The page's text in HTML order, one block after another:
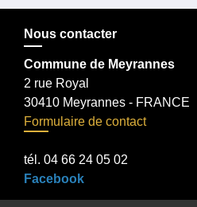
Nous contacter
Commune de Meyrannes
2 rue Royal
30410 Meyrannes - FRANCE
Formulaire de contact
tél. 04 66 24 05 02
Facebook